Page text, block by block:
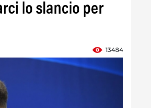
lo slancio per
13484